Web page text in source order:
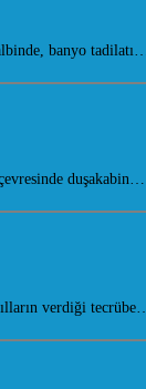
banyo tadilatı…
duşakabin…
verdiği tecrübe…